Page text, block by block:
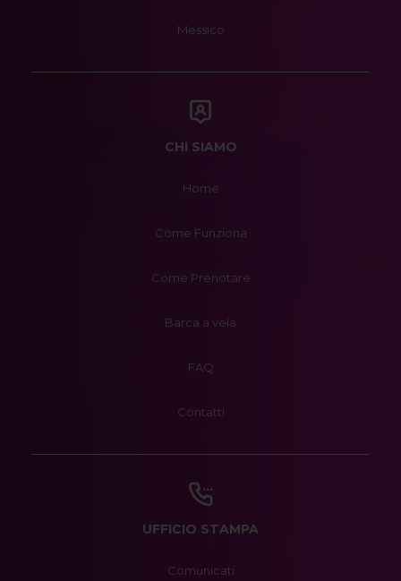
Messico
CHI SIAMO
Home
Come Funziona
Come Prenotare
Barca a vela
FAQ
Contatti
UFFICIO STAMPA
Comunicati